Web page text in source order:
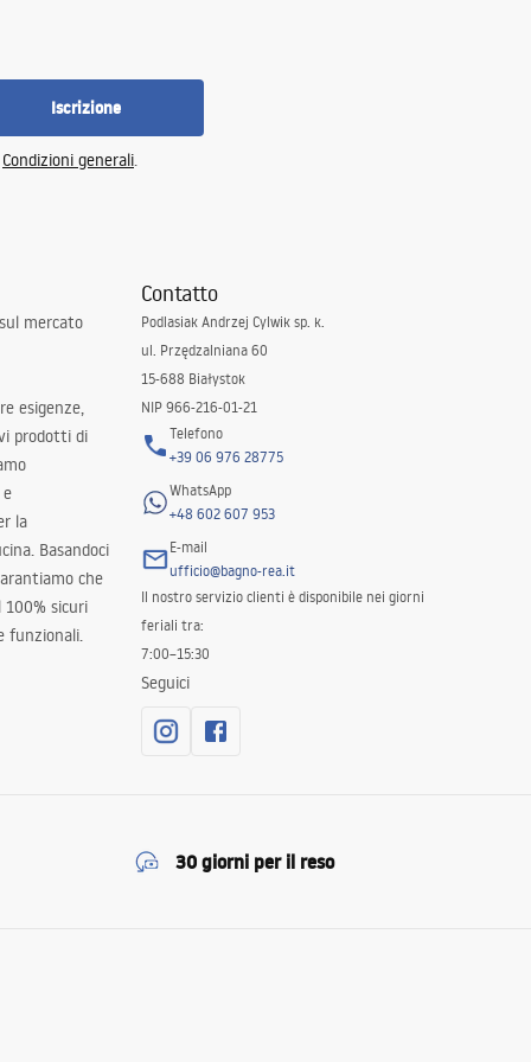
Iscrizione
Condizioni generali.
mercato
esigenze,
prodotti di
la
Basandoci
che
sicuri
funzionali.
Contatto
Podlasiak Andrzej Cylwik sp. k.
ul. Przędzalniana 60
15-688 Białystok
NIP 966-216-01-21
Telefono
+39 06 976 28775
WhatsApp
+48 602 607 953
E-mail
ufficio@bagno-rea.it
Il nostro servizio clienti è disponibile nei giorni
feriali tra:
7:00–15:30
Seguici
30 giorni per il reso